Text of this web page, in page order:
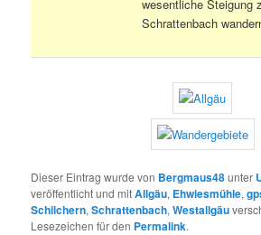
wesentliche Steigung
Schrattenbach
Dieser Eintrag wurde von Bergmaus48unter
veröffentlicht und mitAllgäu, Ehwiesmühle,
Schilchern,Schrattenbach,Westallgäu
Lesezeichen für den Permalink.